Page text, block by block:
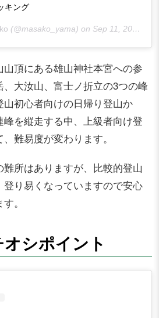
キング
(@masako_yama) on Sep 11, 2018 at 10:54pm PDT
頂にある雄山神社本宮への参
大汝山、富士ノ折立の3つの峰
山初心者向けの日帰り登山か
峰を縦走する中、上級者向け登
難易度が変わります。
所はありますが、比較的登山
り易くなっていますので安心
。
シポイント